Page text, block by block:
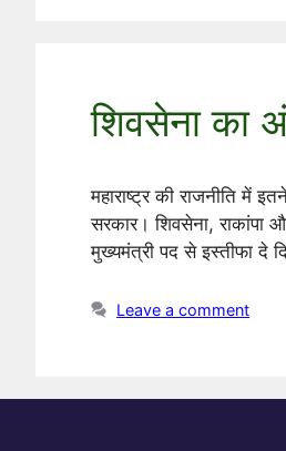
शिवसेना का
महाराष्ट्र की राजनीति में
सरकार। शिवसेना, राकांपा
मुख्यमंत्री पद से इस्तीफा दे
Leave a comment